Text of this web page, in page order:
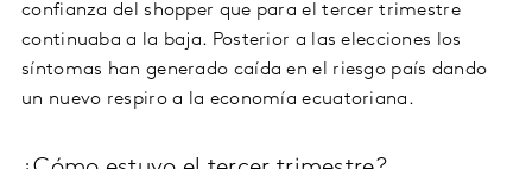
confianza del shopper que para el tercer trimestre
continuaba a la baja. Posterior a las elecciones los
síntomas han generado caída en el riesgo país dando
un nuevo respiro a la economía ecuatoriana.